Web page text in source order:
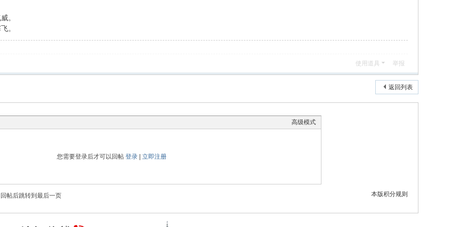
。
。
使用道具 举报
返回列表
高级模式
您需要登录后才可以回帖 登录| 立即注册
本版积分规则
回帖后跳转到最后一页